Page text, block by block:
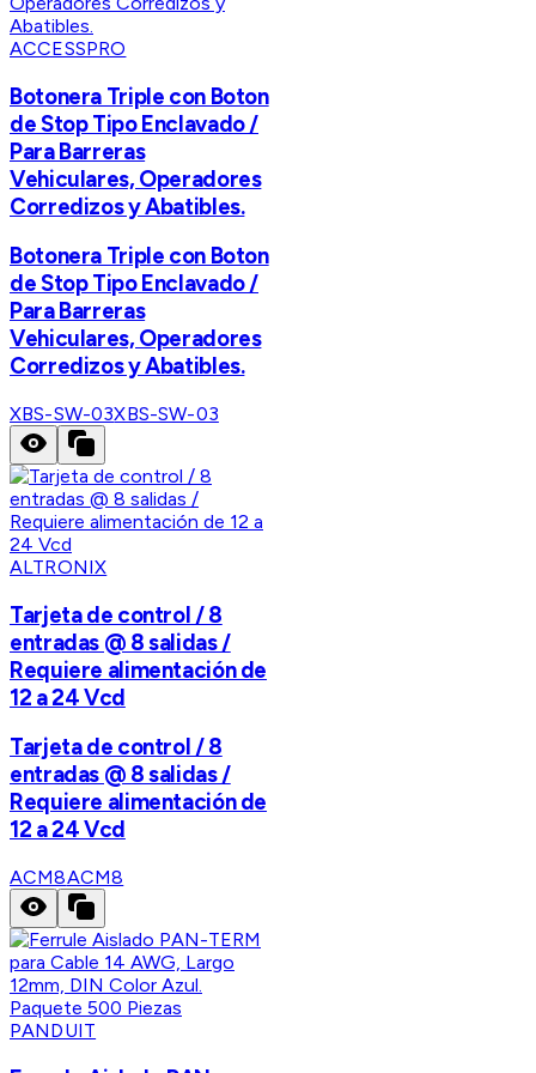
ACCESSPRO
Botonera Triple con Boton
de Stop Tipo Enclavado /
Para Barreras
Vehiculares, Operadores
Corredizos y Abatibles.
Botonera Triple con Boton
de Stop Tipo Enclavado /
Para Barreras
Vehiculares, Operadores
Corredizos y Abatibles.
XBS-SW-03XBS-SW-03
ALTRONIX
Tarjeta de control / 8
entradas @ 8 salidas /
Requiere alimentación de
12 a 24 Vcd
Tarjeta de control / 8
entradas @ 8 salidas /
Requiere alimentación de
12 a 24 Vcd
ACM8ACM8
PANDUIT